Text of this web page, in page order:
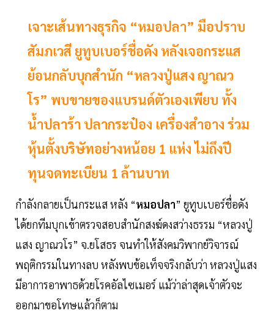
เจาะเส้นทางธุรกิจ “หมอปลา” มือปราบ
สัมภเวสี ยูทูบเบอร์ชื่อดัง หลังเจอกระแส
ย้อนกลับบุกสำนัก “หลวงปู่แสง ญาณว
โร” พบขายของแบรนด์ตัวเองเพียบ ทั้ง
น้ำปลาร้า ปลากระป๋อง เครื่องสำอาง ร่วม
หุ้นตั้งบริษัทอย่างหน้อย 1 แห่ง ไม่ถึงปี
ทุนจดทะเบียน 1 ล้านบาท
กำลังกลายเป็นกระแส หลัง “หมอปลา” ยูทูบเบอร์ชื่อดัง
ได้ยกทีมบุกเข้าตรวจสอบสำนักสงฆ์ดงสว่างธรรม “หลวงปู่
แสง ญาณวโร” จ.ยโสธร จนทำให้สังคมวิพากย์วิจารณ์
พฤติกรรมในทางลบ หลังพบข้อเท็จจริงกลับว่า หลวงปู่แสง
มีอาการอาพาธด้วยโรคอัลไซเมอร์ แม้ว่าล่าสุดเจ้าตัวจะ
ออกมาขอโทษแล้วก็ตาม